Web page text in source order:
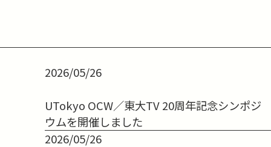
2026/05/26
UTokyo OCW／東大TV 20周年記念シンポジ
ウムを開催しました
2026/05/26